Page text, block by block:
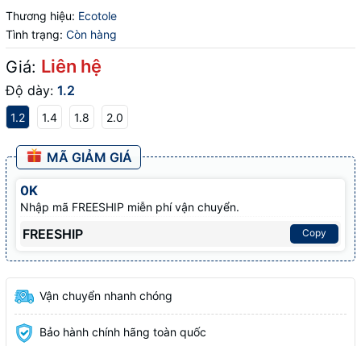
Thương hiệu: Ecotole
Tình trạng: Còn hàng
Giá: Liên hệ
Độ dày: 1.2
1.2 1.4 1.8 2.0
MÃ GIẢM GIÁ
0K
Nhập mã FREESHIP miễn phí vận chuyển.
FREESHIP Copy
Vận chuyển nhanh chóng
Bảo hành chính hãng toàn quốc